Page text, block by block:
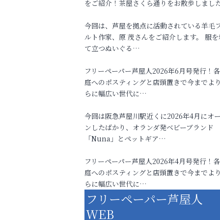
をご紹介！茶屋さくら通りをお散歩しまし
今回は、芦屋を拠点に活動されている羊毛
ルト作家、原 茂さんをご紹介します。 服を
て立つぬいぐる…
フリーペーパー芦屋人2026年6月号発行！
庭へのポスティングと店頭置きで今までよ
らに幅広い世代に…
今回は阪急芦屋川駅近くに2026年4月にオ
ンしたばかり、オランダ発ベビーブランド
「Nuna」とペットギア…
フリーペーパー芦屋人2026年4月号発行！
庭へのポスティングと店頭置きで今までよ
らに幅広い世代に…
フリーペーパー芦屋人
WEB